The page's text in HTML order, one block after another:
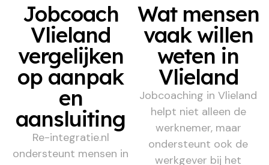
Jobcoach
Vlieland
vergelijken
op aanpak
en
aansluiting
Re-integratie.nl
ondersteunt mensen in
Wat mensen
vaak willen
weten in
Vlieland
Jobcoaching in Vlieland
helpt niet alleen de
werknemer, maar
ondersteunt ook de
werkgever bij het